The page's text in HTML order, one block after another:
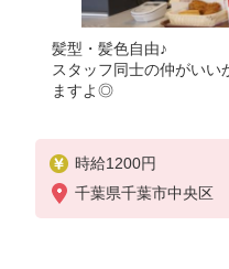
髪型・髪色自由♪
スタッフ同士の仲がいい
ますよ◎
時給1200円
千葉県千葉市中央区